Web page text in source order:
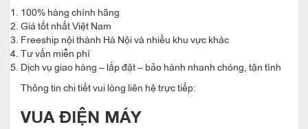
100% hàng chính hãng
Giá tốt nhất Việt Nam
Freeship nội thành Hà Nội và nhiều khu vực khác
Tư vấn miễn phí
Dịch vụ giao hàng – lắp đặt – bảo hành nhanh chóng, tận tình
Thông tin chi tiết vui lòng liên hệ trực tiếp:
VUA ĐIỆN MÁY